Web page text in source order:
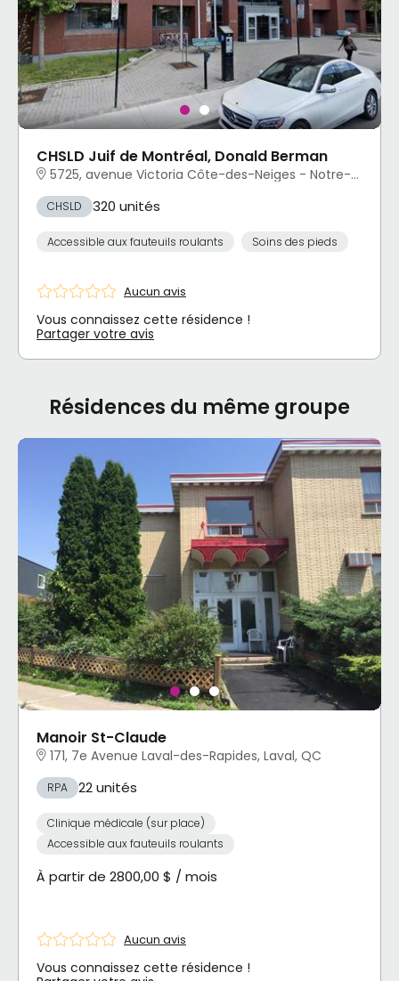
CHSLD Juif de Montréal, Donald Berman
5725, avenue Victoria Côte-des-Neiges - Notre-Dame-de-Grâce, Montréal, QC
CHSLD 320 unités
Accessible aux fauteuils roulants Soins des pieds
Aucun avis
Vous connaissez cette résidence !
Partager votre avis
Résidences du même groupe
Manoir St-Claude
171, 7e Avenue Laval-des-Rapides, Laval, QC
RPA 22 unités
Clinique médicale (sur place)
Accessible aux fauteuils roulants
À partir de 2800,00 $ / mois
Aucun avis
Vous connaissez cette résidence !